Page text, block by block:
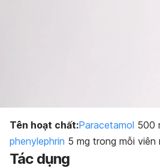
Tên hoạt chất:Paracetamol 500
phenylephrin 5 mg trong mỗi viên
Tác dụng